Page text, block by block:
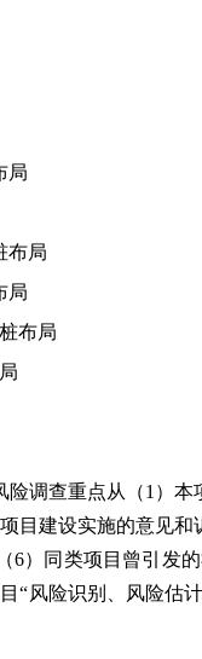
局
布局
局
布局
险调查重点从（1）
目建设实施的意见
）同类项目曾引发
“风险识别、风险估